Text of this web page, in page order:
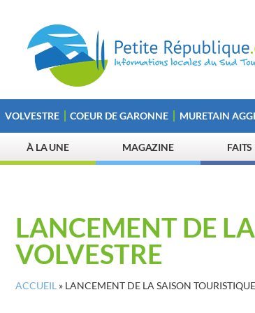
VOLVESTRE COEUR DE GARONNE MURETAIN
À LA UNE MAGAZINE
LANCEMENT DE
VOLVESTRE
ACCUEIL » LANCEMENT DE LA SAISON